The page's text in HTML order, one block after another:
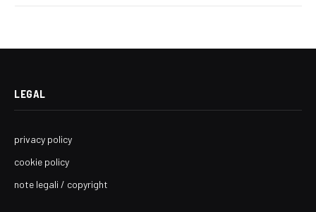
LEGAL
privacy policy
cookie policy
note legali / copyright